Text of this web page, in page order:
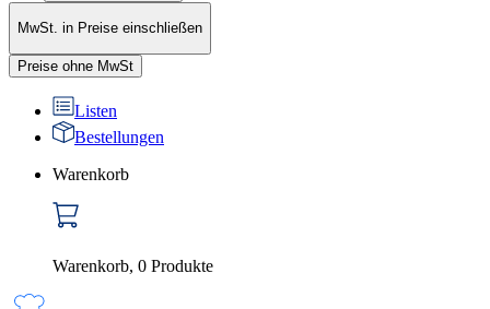
MwSt. in Preise einschließen
Preise ohne MwSt
Listen
Bestellungen
Warenkorb
Warenkorb, 0 Produkte